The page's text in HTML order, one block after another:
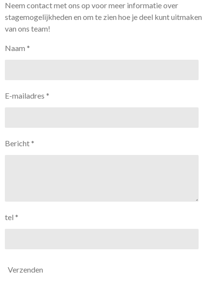
Neem contact met ons op voor meer informatie over
stagemogelijkheden en om te zien hoe je deel kunt uitmaken
van ons team!
Naam *
E-mailadres *
Bericht *
tel *
Verzenden